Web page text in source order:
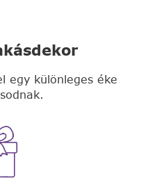
egy különleges éke